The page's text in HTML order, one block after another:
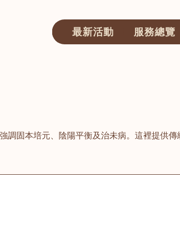
最新活動 服務總覽
調固本培元、陰陽平衡及治未病。這裡提供